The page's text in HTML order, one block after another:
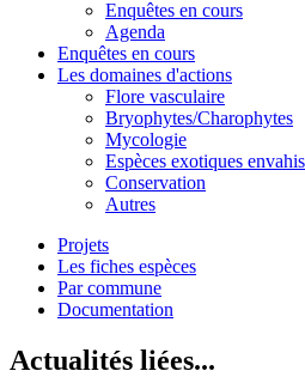
Enquêtes en cours
Agenda
Enquêtes en cours
Les domaines d'actions
Flore vasculaire
Bryophytes/Charophytes
Mycologie
Espèces exotiques
Conservation
Autres
Projets
Les fiches espèces
Par commune
Documentation
Actualités liées...